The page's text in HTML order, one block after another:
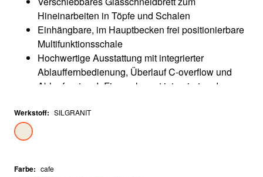
Hineinarbeiten in Töpfe und Schalen
Einhängbare, im Hauptbecken frei positionierbare
Multifunktionsschale
Hochwertige Ausstattung mit integrierter
Ablauffernbedienung, Überlauf C-overflow und
Ablaufsystem InFino - elegant integriert und
Werkstoff: SILGRANIT
Farbe: cafe